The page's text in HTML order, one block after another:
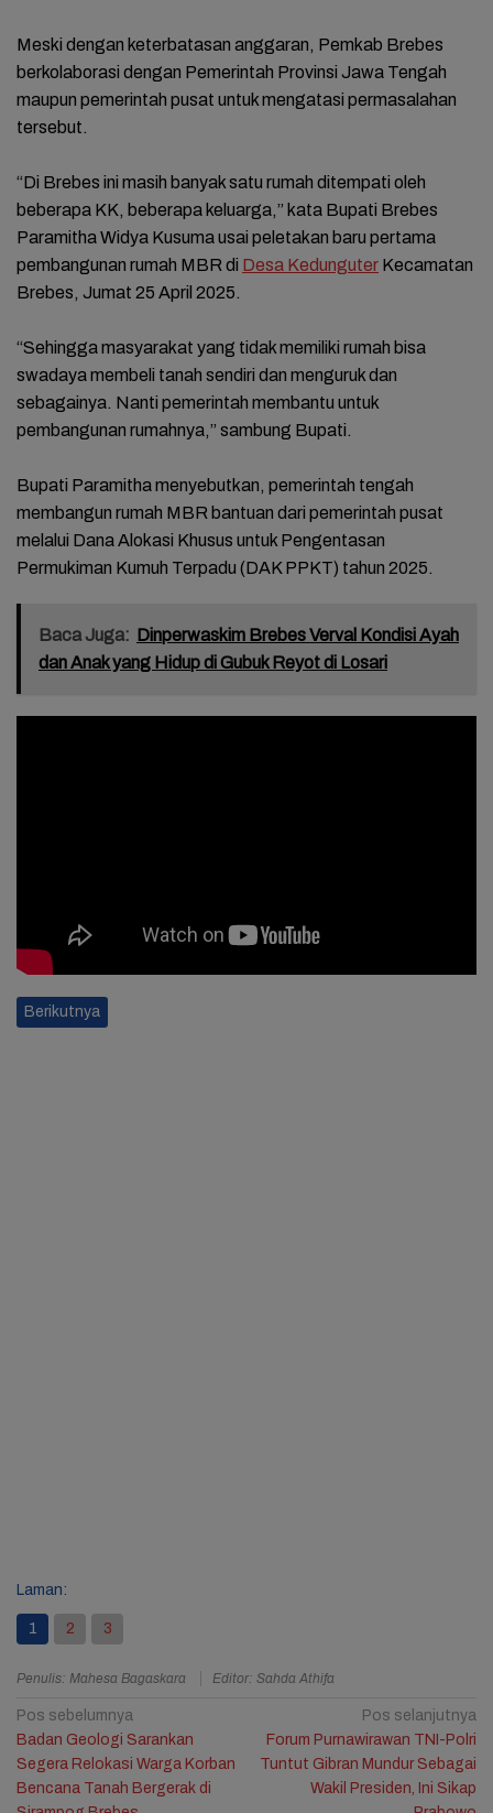
Meski dengan keterbatasan anggaran, Pemkab Brebes
berkolaborasi dengan Pemerintah Provinsi Jawa Tengah
maupun pemerintah pusat untuk mengatasi permasalahan
tersebut.
“Di Brebes ini masih banyak satu rumah ditempati oleh
beberapa KK, beberapa keluarga,” kata Bupati Brebes
Paramitha Widya Kusuma usai peletakan baru pertama
pembangunan rumah MBR di Desa Kedunguter Kecamatan
Brebes, Jumat 25 April 2025.
“Sehingga masyarakat yang tidak memiliki rumah bisa
swadaya membeli tanah sendiri dan menguruk dan
sebagainya. Nanti pemerintah membantu untuk
pembangunan rumahnya,” sambung Bupati.
Bupati Paramitha menyebutkan, pemerintah tengah
membangun rumah MBR bantuan dari pemerintah pusat
melalui Dana Alokasi Khusus untuk Pengentasan
Permukiman Kumuh Terpadu (DAK PPKT) tahun 2025.
Baca Juga: Dinperwaskim Brebes Verval Kondisi Ayah
dan Anak yang Hidup di Gubuk Reyot di Losari
Berikutnya
Laman:
1 2 3
Penulis: Mahesa Bagaskara Editor: Sahda Athifa
Navigasi
pos
Pos sebelumnya
Badan Geologi Sarankan
Segera Relokasi Warga Korban
Bencana Tanah Bergerak di
Pos selanjutnya
Forum Purnawirawan TNI-Polri
Tuntut Gibran Mundur Sebagai
Wakil Presiden, Ini Sikap